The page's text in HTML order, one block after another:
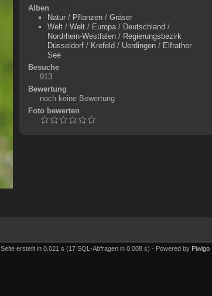
Alben
Natur/ Pflanzen/ Gräser
Welt/ Welt/ Europa/ Deutschland /
Nordrhein-Westfalen/ Regierungsbezirk
Düsseldorf/ Krefeld / Uerdingen/ Elfrather
See
Besuche
913
Bewertung
noch keine Bewertung
Foto bewerten
Seite erstellt in 0.021 s (17 SQL-Abfragen in 0.008 s) - Powered by Piwigo